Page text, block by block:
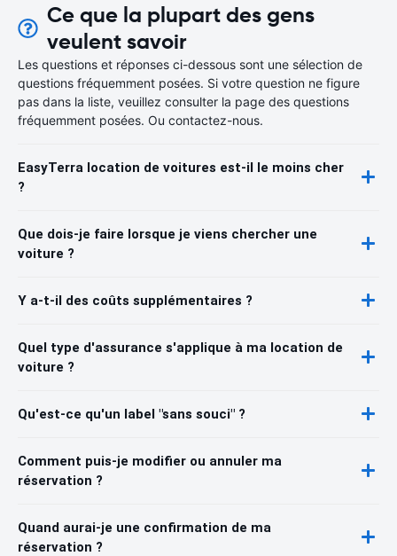
Ce que la plupart des gens
veulent savoir
Les questions et réponses ci-dessous sont une sélection de
questions fréquemment posées. Si votre question ne figure
pas dans la liste, veuillez consulter la page des questions
fréquemment posées. Ou contactez-nous.
EasyTerra location de voitures est-il le moins cher
?
Que dois-je faire lorsque je viens chercher une
voiture ?
Y a-t-il des coûts supplémentaires ?
Quel type d'assurance s'applique à ma location de
voiture ?
Qu'est-ce qu'un label "sans souci" ?
Comment puis-je modifier ou annuler ma
réservation ?
Quand aurai-je une confirmation de ma
réservation ?